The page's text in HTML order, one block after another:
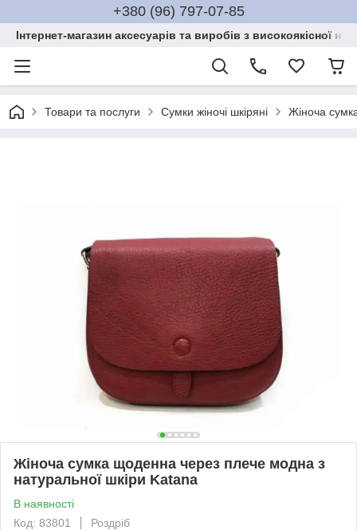
+380 (96) 797-07-85
Інтернет-магазин аксесуарів та виробів з високоякісної
Товари та послуги Сумки жіночі шкіряні Жіноча
Жіноча сумка щоденна через плече модна з
натуральної шкіри Katana
В наявності
Код: 83801
Роздріб